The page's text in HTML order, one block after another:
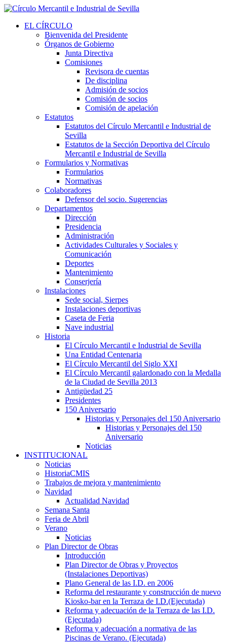
EL CÍRCULO
Bienvenida del Presidente
Órganos de Gobierno
Junta Directiva
Comisiones
Revisora de cuentas
De disciplina
Admisión de socios
Comisión de socios
Comisión de apelación
Estatutos
Estatutos del Círculo Mercantil e Industrial de
Sevilla
Estatutos de la Sección Deportiva del Círculo
Mercantil e Industrial de Sevilla
Formularios y Normativas
Formularios
Normativas
Colaboradores
Defensor del socio. Sugerencias
Departamentos
Dirección
Presidencia
Administración
Actividades Culturales y Sociales y
Comunicación
Deportes
Mantenimiento
Conserjería
Instalaciones
Sede social, Sierpes
Instalaciones deportivas
Caseta de Feria
Nave industrial
Historia
El Círculo Mercantil e Industrial de Sevilla
Una Entidad Centenaria
El Círculo Mercantil del Siglo XXI
El Círculo Mercantil galardonado con la Medalla
de la Ciudad de Sevilla 2013
Antigüedad 25
Presidentes
150 Aniversario
Historias y Personajes del 150 Aniversario
Historias y Personajes del 150
Aniversario
Noticias
INSTITUCIONAL
Noticias
HistoriaCMIS
Trabajos de mejora y mantenimiento
Navidad
Actualidad Navidad
Semana Santa
Feria de Abril
Verano
Noticias
Plan Director de Obras
Introducción
Plan Director de Obras y Proyectos
(Instalaciones Deportivas)
Plano General de las I.D. en 2006
Reforma del restaurante y construcción de nuevo
Kiosko-bar en la Terraza de I.D.(Ejecutada)
Reforma y adecuación de la Terraza de las I.D.
(Ejecutada)
Reforma y adecuación a normativa de las
Piscinas de Verano. (Ejecutada)